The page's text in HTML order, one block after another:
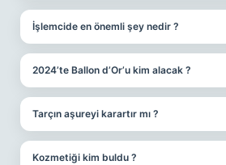
İşlemcide en önemli şey nedir ?
2024’te Ballon d’Or’u kim alacak ?
Tarçın aşureyi karartır mı ?
Kozmetiği kim buldu ?